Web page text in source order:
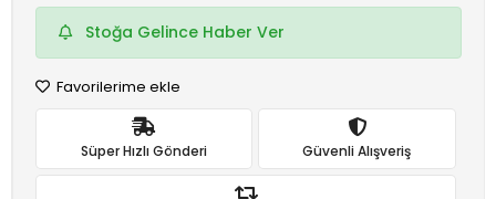
Stoğa Gelince Haber Ver
Favorilerime ekle
Süper Hızlı Gönderi Güvenli Alışveriş